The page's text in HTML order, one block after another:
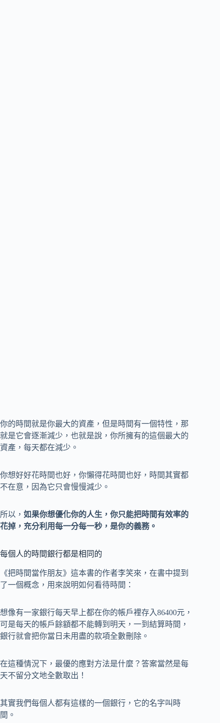
你的時間就是你最大的資產，但是時間有一個特性，那
就是它會逐漸減少，也就是說，你所擁有的這個最大的
資產，每天都在減少。
你想好好花時間也好，你懶得花時間也好，時間其實都
不在意，因為它只會慢慢減少。
所以， 如果你想優化你的人生，你只能把時間有效率的
花掉，充分利用每一分每一秒，是你的義務。
每個人的時間銀行都是相同的
《把時間當作朋友》這本書的作者李笑來，在書中提到
了一個概念，用來說明如何看待時間：
想像有一家銀行每天早上都在你的帳戶裡存入86400元，
可是每天的帳戶餘額都不能轉到明天，一到結算時間，
銀行就會把你當日未用盡的款項全數刪除。
在這種情況下，最優的應對方法是什麼？答案當然是每
天不留分文地全數取出！
其實我們每個人都有這樣的一個銀行，它的名字叫時
間。